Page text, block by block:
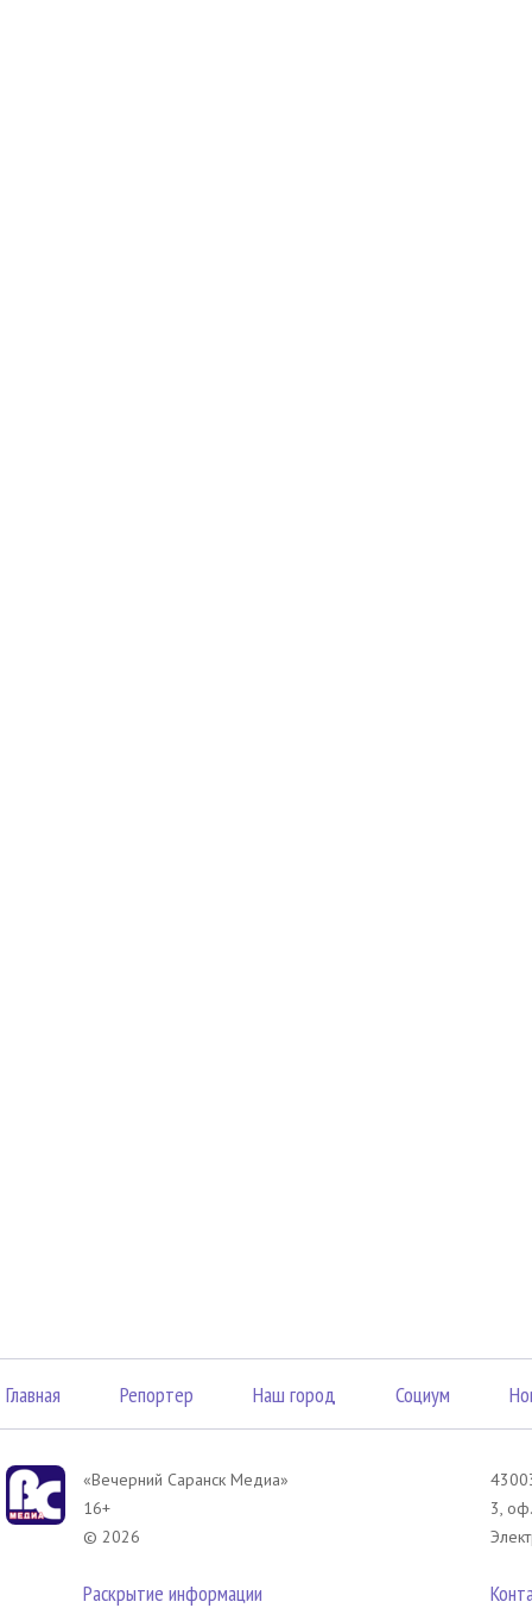
Главная Репортер Наш город Социум
«Вечерний Саранск Mедиа»
16+
© 2026
Раскрытие информации
3,